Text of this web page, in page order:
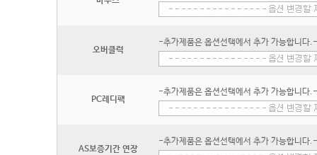
오버클럭
-추가제품은 옵션선택에서 추가 가능합니다.-
PC레디팩
-추가제품은 옵션선택에서 추가 가능합니다.-
AS보증기간 연장
-추가제품은 옵션선택에서 추가 가능합니다.-